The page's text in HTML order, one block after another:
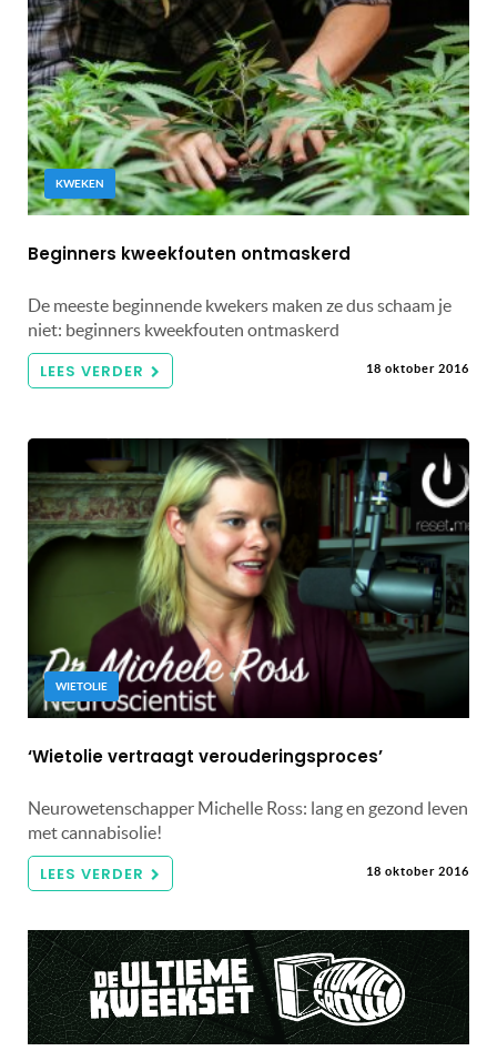
KWEKEN
Beginners kweekfouten ontmaskerd
De meeste beginnende kwekers maken ze dus schaam je
niet: beginners kweekfouten ontmaskerd
LEES VERDER 18 oktober 2016
WIETOLIE
‘Wietolie vertraagt verouderingsproces’
Neurowetenschapper Michelle Ross: lang en gezond leven
met cannabisolie!
LEES VERDER 18 oktober 2016